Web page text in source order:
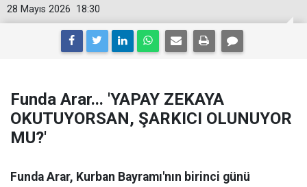
18:30
28 Mayıs 2026
Funda Arar... 'YAPAY ZEKAYA
OKUTUYORSAN, ŞARKICI OLUNUYOR
MU?'
Funda Arar, Kurban Bayramı'nın birinci günü